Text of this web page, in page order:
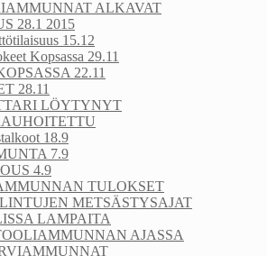
ALKAVAT
28.1 2015
15.12
Kopsassa 29.11
22.11
28.11
LÖYTYNYT
18.9
7.9
4.9
TULOKSET
METSÄSTYSAJAT
LAMPAITA
AJASSA